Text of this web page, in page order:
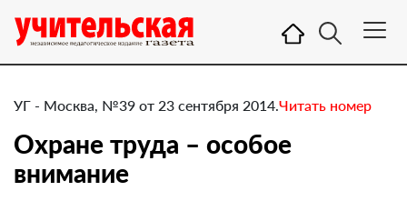
УГ - Москва, №39 от 23 сентября 2014.Читать номер
Охране труда – особое
внимание